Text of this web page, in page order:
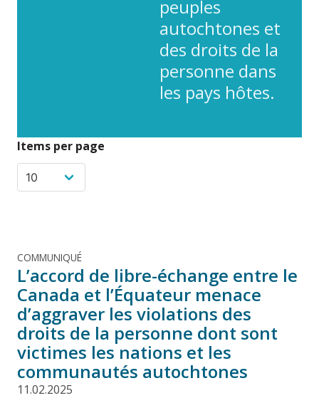
peuples
autochtones et
des droits de la
personne dans
les pays hôtes.
Items per page
COMMUNIQUÉ
L’accord de libre-échange entre le
Canada et l’Équateur menace
d’aggraver les violations des
droits de la personne dont sont
victimes les nations et les
communautés autochtones
11.02.2025